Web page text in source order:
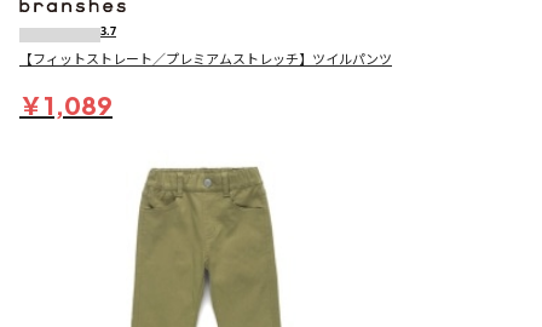
3.7
【フィットストレート／プレミアムストレッチ】ツイルパンツ
￥1,089